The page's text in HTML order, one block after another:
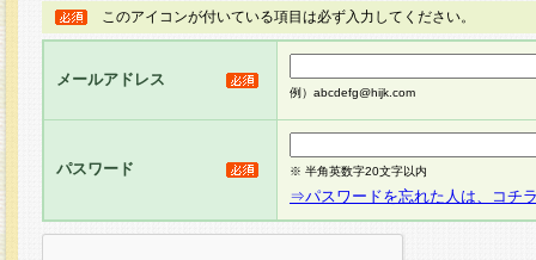
このアイコンが付いている項目は必ず入力してください。
メールアドレス
例）abcdefg@hijk.com
パスワード ※ 半角英数字20文字以内
⇒パスワードを忘れた人は、コチ